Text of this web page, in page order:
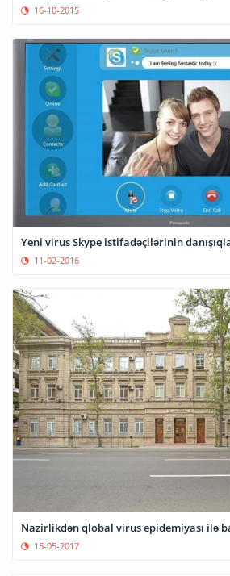
16-10-2015
Yeni virus Skype istifadəçilərinin
11-02-2016
Nazirlikdən qlobal virus epidemiyası ilə
15-05-2017